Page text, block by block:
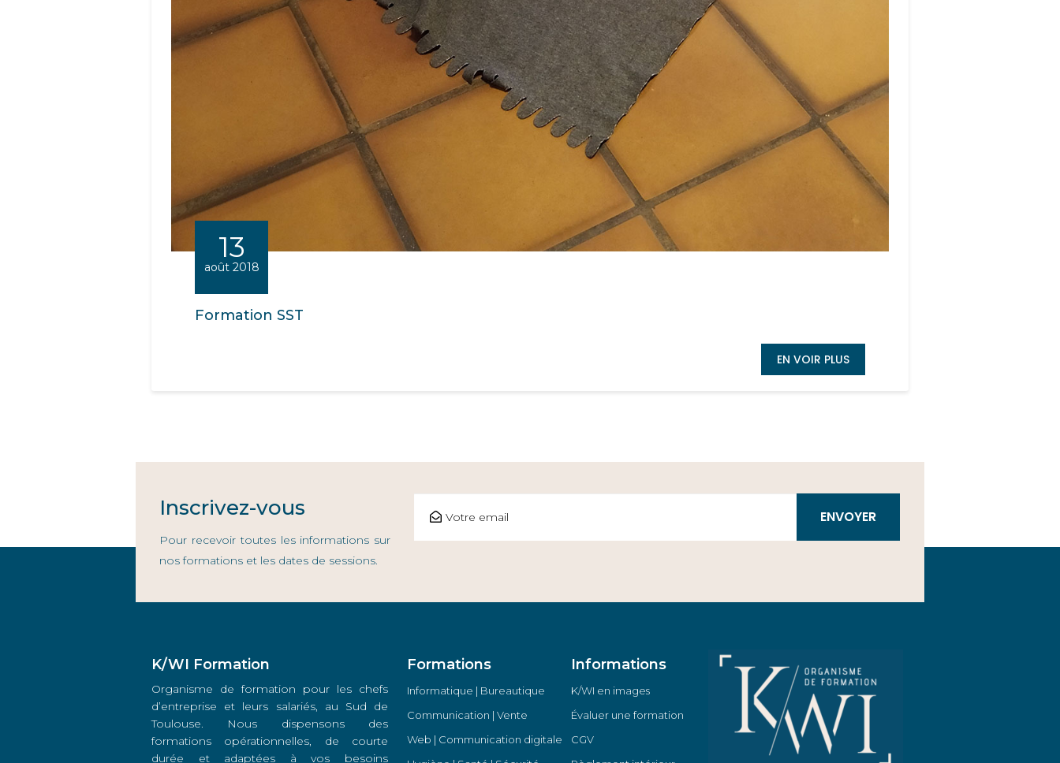
13
août 2018
Formation SST
EN VOIR PLUS
Inscrivez-vous
Pour recevoir toutes les informations sur
nos formations et les dates de sessions.
K/WI Formation
Organisme de formation pour les chefs
d’entreprise et leurs salariés, au Sud de
Toulouse. Nous dispensons des
formations opérationnelles, de courte
durée et adaptées à vos besoins
Formations
Informatique | Bureautique
Communication | Vente
Web | Communication digitale
Informations
K/WI en images
Évaluer une formation
CGV